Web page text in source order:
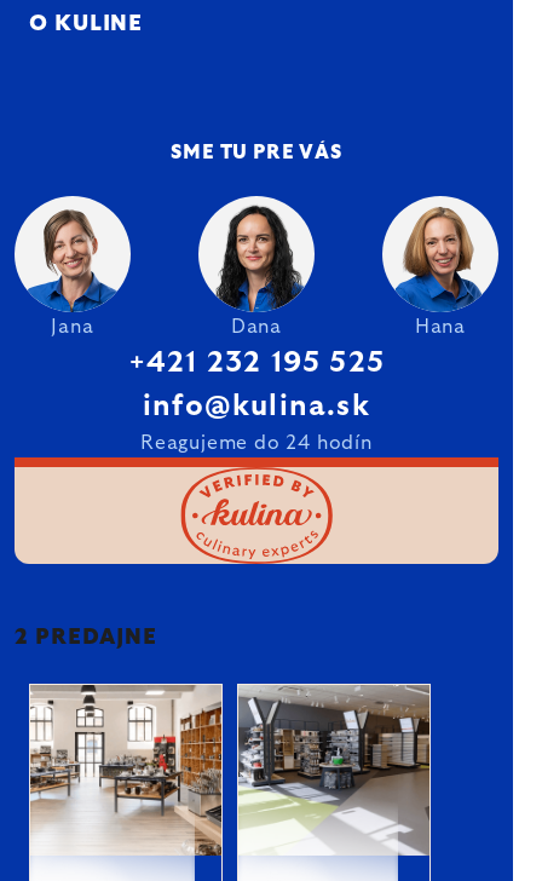
O KULINE
SME TU PRE VÁS
Jana Dana Hana
+421 232 195 525
info@kulina.sk
Reagujeme do 24 hodín
2 PREDAJNE